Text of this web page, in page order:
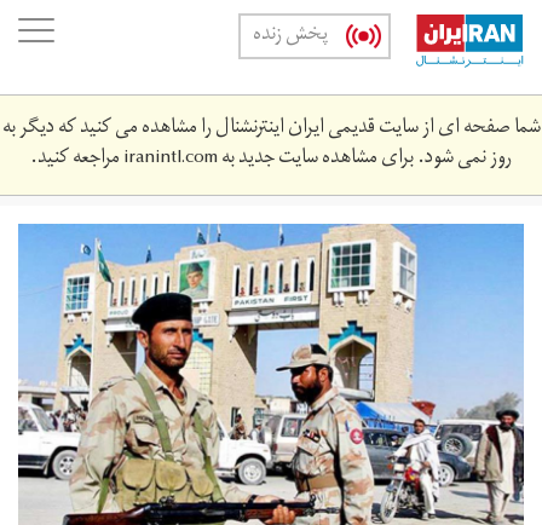
Skip
main
content
پخش زنده
شما صفحه ای از سایت قدیمی ایران اینترنشنال را مشاهده می کنید که دیگر به
روز نمی شود. برای مشاهده سایت جدید بهiranintl.comمراجعه کنید.
549824df61537.jpg